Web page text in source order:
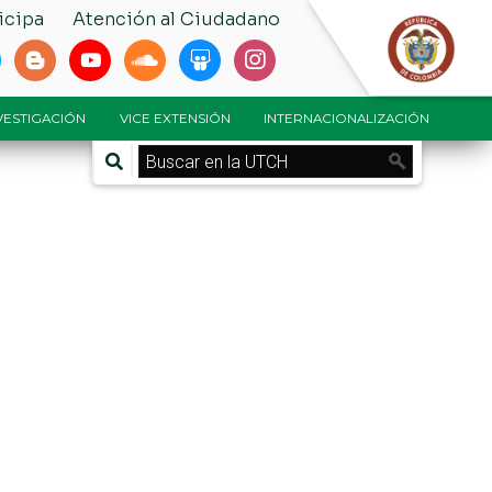
Atención al Ciudadano
VICE EXTENSIÓN INTERNACIONALIZACIÓN